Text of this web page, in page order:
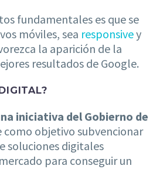
fundamentales es que se
móviles, sea responsivey
la aparición de la
resultados de Google.
iniciativa del Gobierno de
como objetivo subvencionar
soluciones digitales
para conseguir un